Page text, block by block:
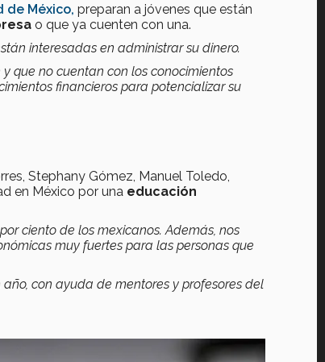
de México, preparan a jóvenes que están
o que ya cuenten con una.
interesadas en administrar su dinero.
que no cuentan con los conocimientos
financieros para potencializar su
Stephany Gómez, Manuel Toledo,
en México por una educación
ciento de los mexicanos. Además, nos
muy fuertes para las personas que
con ayuda de mentores y profesores del